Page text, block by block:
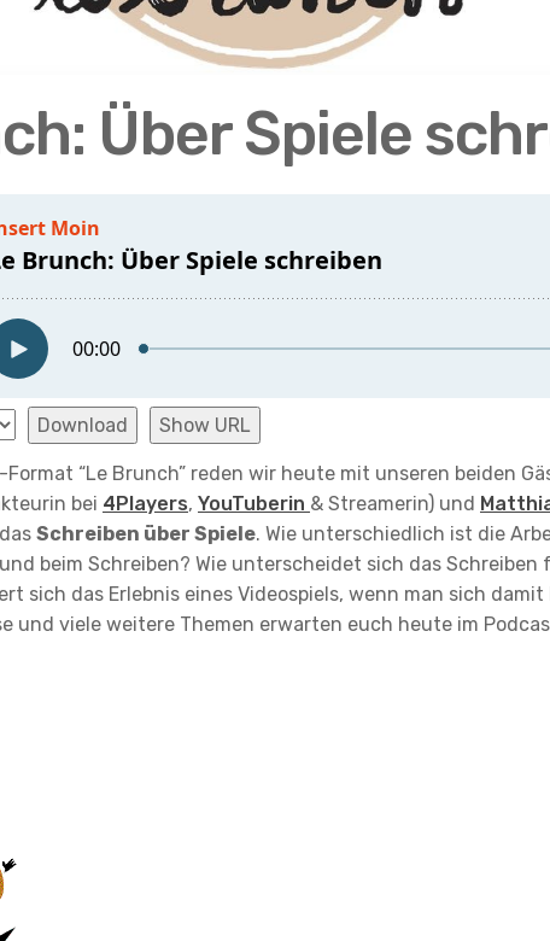
Über Spiele
Download Show URL
“Le Brunch” reden wir heute mit unseren beiden
bei 4Players, YouTuberin & Streamerin) und
das Schreiben über Spiele. Wie unterschiedlich ist die
beim Schreiben? Wie unterscheidet sich das
sich das Erlebnis eines Videospiels, wenn man sich
und viele weitere Themen erwarten euch heute im